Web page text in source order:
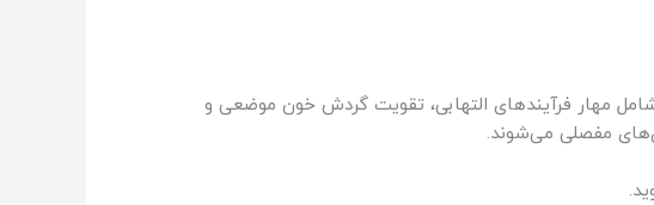
مهار فرآیندهای التهابی، تقویت گردش خون موضعی و
مفصلی می‌شوند.